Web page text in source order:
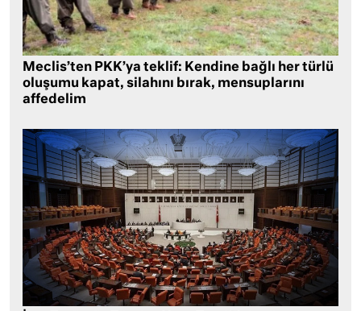
Meclis’ten PKK’ya teklif: Kendine bağlı her türlü
oluşumu kapat, silahını bırak, mensuplarını
affedelim